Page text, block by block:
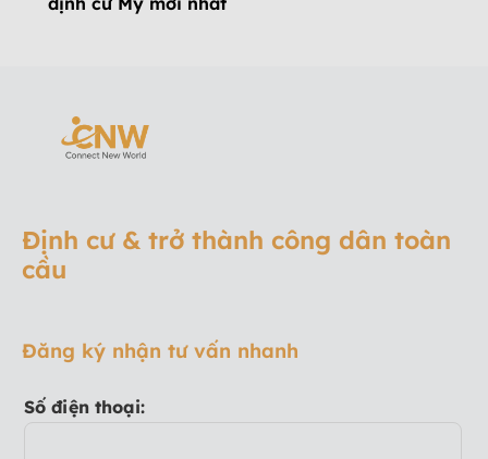
Định cư & trở thành công dân toàn
cầu
Đăng ký nhận tư vấn nhanh
Số điện thoại: